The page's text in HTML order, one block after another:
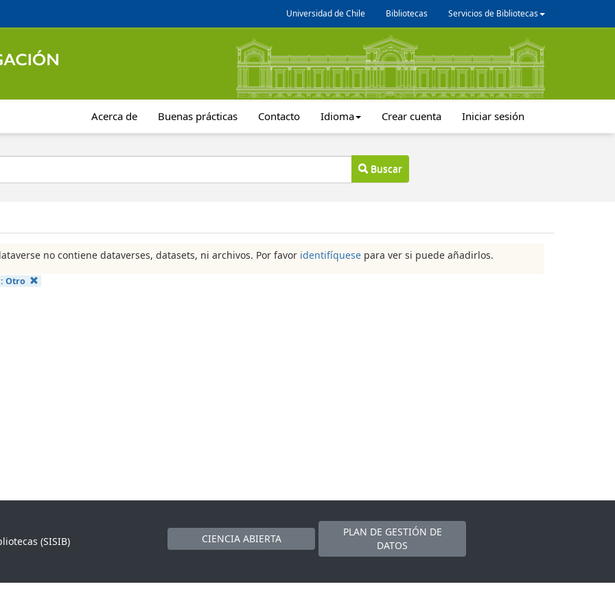
Universidad de Chile Bibliotecas Servicios de Bibliotecas
Acerca de Buenas prácticas Contacto Idioma Crear cuenta Iniciar sesión
Buscar
no contiene dataverses, datasets, ni archivos. Por favor identifíquese para ver si puede añadirlos.
Otro
(SISIB)
CIENCIA ABIERTA
PLAN DE GESTIÓN DE
DATOS